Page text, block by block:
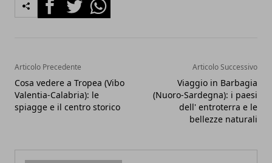
Articolo Precedente
Cosa vedere a Tropea (Vibo
Valentia-Calabria): le
spiagge e il centro storico
Articolo Successivo
Viaggio in Barbagia
(Nuoro-Sardegna): i paesi
dell' entroterra e le
bellezze naturali